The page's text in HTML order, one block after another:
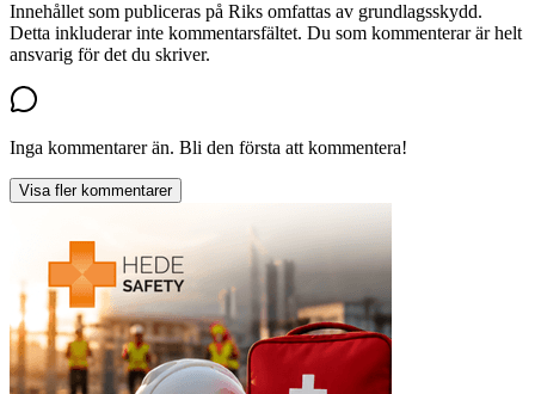
Innehållet som publiceras på Riks omfattas av grundlagsskydd.
Detta inkluderar inte kommentarsfältet. Du som kommenterar är helt
ansvarig för det du skriver.
Inga kommentarer än. Bli den första att kommentera!
Visa fler kommentarer